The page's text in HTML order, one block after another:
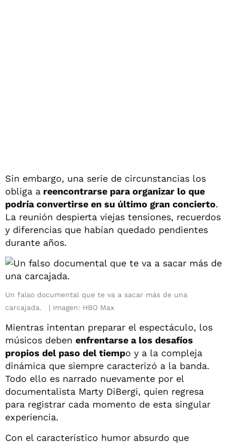
Sin embargo, una serie de circunstancias los
obliga a reencontrarse para organizar lo que
podría convertirse en su último gran concierto.
La reunión despierta viejas tensiones, recuerdos
y diferencias que habían quedado pendientes
durante años.
Un falso documental que te va a sacar más de una
carcajada.
Imagen: HBO Max
Mientras intentan preparar el espectáculo, los
músicos deben enfrentarse a los desafíos
propios del paso del tiempo y a la compleja
dinámica que siempre caracterizó a la banda.
Todo ello es narrado nuevamente por el
documentalista Marty DiBergi, quien regresa
para registrar cada momento de esta singular
experiencia.
Con el característico humor absurdo que